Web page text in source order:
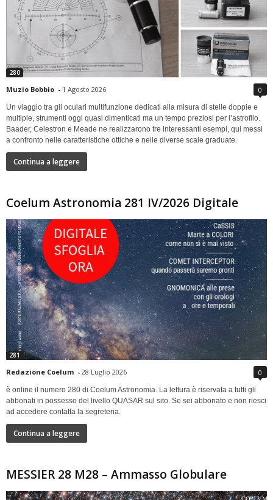
280
Muzio Bobbio - 1 Agosto 2026 0
Un viaggio tra gli oculari multifunzione dedicati alla misura di stelle doppie e
multiple, strumenti oggi quasi dimenticati ma un tempo preziosi per l’astrofilo.
Baader, Celestron e Meade ne realizzarono tre interessanti esempi, qui messi
a confronto nelle caratteristiche ottiche e nelle diverse scale graduate.
Continua a leggere
Coelum Astronomia 281 IV/2026 Digitale
281
Redazione Coelum - 28 Luglio 2026 0
è online il numero 280 di Coelum Astronomia. La lettura è riservata a tutti gli
abbonati in possesso del livello QUASAR sul sito. Se sei abbonato e non riesci
ad accedere contatta la segreteria.
Continua a leggere
MESSIER 28 M28 – Ammasso Globulare